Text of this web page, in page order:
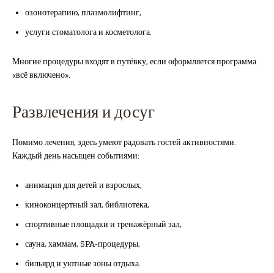
озонотерапию, плазмолифтинг,
услуги стоматолога и косметолога.
Многие процедуры входят в путёвку, если оформляется программа
«всё включено».
Развлечения и досуг
Помимо лечения, здесь умеют радовать гостей активностями.
Каждый день насыщен событиями:
анимация для детей и взрослых,
киноконцертный зал, библиотека,
спортивные площадки и тренажёрный зал,
сауна, хаммам, SPA-процедуры,
бильярд и уютные зоны отдыха.